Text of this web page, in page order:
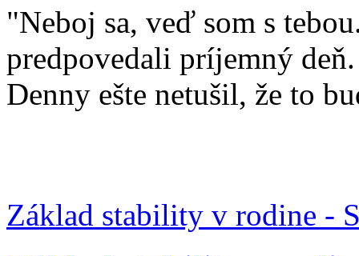
"Neboj sa, veď som s
predpovedali príjemný
Denny ešte netušil, že to
Základ stability v rodine -